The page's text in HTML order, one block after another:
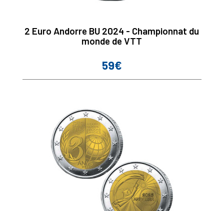
2 Euro Andorre BU 2024 - Championnat du
monde de VTT
Prix
59€